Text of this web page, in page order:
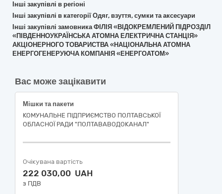
Інші закупівлі в регіоні
Інші закупівлі в категорії Одяг, взуття, сумки та аксесуари
Інші закупівлі замовника ФІЛІЯ «ВІДОКРЕМЛЕНИЙ ПІДРОЗДІЛ
«ПІВДЕННОУКРАЇНСЬКА АТОМНА ЕЛЕКТРИЧНА СТАНЦІЯ»
АКЦІОНЕРНОГО ТОВАРИСТВА «НАЦІОНАЛЬНА АТОМНА
ЕНЕРГОГЕНЕРУЮЧА КОМПАНІЯ «ЕНЕРГОАТОМ»
Вас може зацікавити
Мішки та пакети
КОМУНАЛЬНЕ ПІДПРИЄМСТВО ПОЛТАВСЬКОЇ
ОБЛАСНОЇ РАДИ "ПОЛТАВАВОДОКАНАЛ"
Очікувана вартість
222 030,00 UAH
з ПДВ